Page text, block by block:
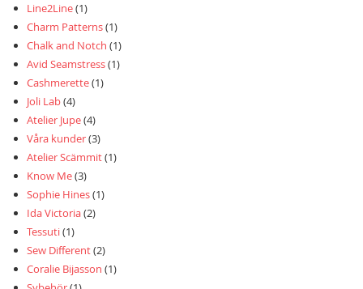
Line2Line(1)
Charm Patterns(1)
Chalk and Notch (1)
Avid Seamstress(1)
Cashmerette(1)
Joli Lab(4)
Atelier Jupe(4)
Våra kunder(3)
Atelier Scämmit(1)
Know Me(3)
Sophie Hines(1)
Ida Victoria(2)
Tessuti(1)
Sew Different(2)
Coralie Bijasson (1)